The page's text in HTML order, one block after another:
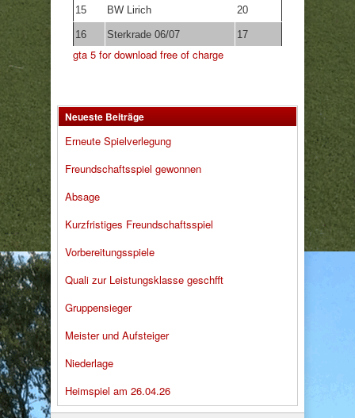
15 BW Lirich 20
16 Sterkrade 06/07 17
gta 5 for download free of charge
Neueste Beiträge
Erneute Spielverlegung
Freundschaftsspiel gewonnen
Absage
Kurzfristiges Freundschaftsspiel
Vorbereitungsspiele
Quali zur Leistungsklasse geschfft
Gruppensieger
Meister und Aufsteiger
Niederlage
Heimspiel am 26.04.26